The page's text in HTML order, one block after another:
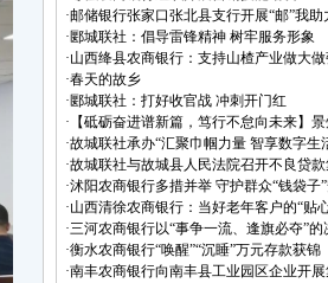
·邮储银行张家口张北县支行开展“邮”我助
·郾城联社：倡导雷锋精神 树牢服务形象
·山西绛县农商银行：支持山楂产业做大
·春天的故乡
·郾城联社：打好收官战 冲刺开门红
· 【砥砺奋进谱新篇，笃行不怠向未来】
·故城联社承办“汇聚巾帼力量 智享数字生
·故城联社与故城县人民法院召开不良贷款
·沭阳农商银行多措并举 守护群众“钱袋子
·山西清徐农商银行：当好老年客户的“贴
·三河农商银行以“事争一流、逢旗必夺”的
·衡水农商银行“唤醒”“沉睡”万元存款获锦
·南丰农商银行向南丰县工业园区企业开展